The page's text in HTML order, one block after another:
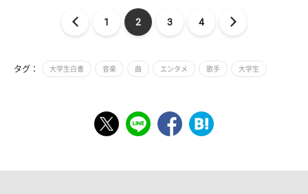
1 2 3 4
タグ： 大学生白書 音楽 曲 エンタメ 歌手 大学生